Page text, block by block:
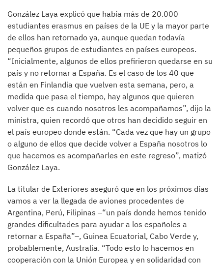
González Laya explicó que había más de 20.000
estudiantes erasmus en países de la UE y la mayor parte
de ellos han retornado ya, aunque quedan todavía
pequeños grupos de estudiantes en países europeos.
“Inicialmente, algunos de ellos prefirieron quedarse en su
país y no retornar a España. Es el caso de los 40 que
están en Finlandia que vuelven esta semana, pero, a
medida que pasa el tiempo, hay algunos que quieren
volver que es cuando nosotros les acompañamos”, dijo la
ministra, quien recordó que otros han decidido seguir en
el país europeo donde están. “Cada vez que hay un grupo
o alguno de ellos que decide volver a España nosotros lo
que hacemos es acompañarles en este regreso”, matizó
González Laya.
La titular de Exteriores aseguró que en los próximos días
vamos a ver la llegada de aviones procedentes de
Argentina, Perú, Filipinas –“un país donde hemos tenido
grandes dificultades para ayudar a los españoles a
retornar a España”–, Guinea Ecuatorial, Cabo Verde y,
probablemente, Australia. “Todo esto lo hacemos en
cooperación con la Unión Europea y en solidaridad con